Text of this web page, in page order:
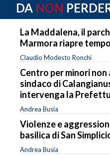
DA NON
La Maddalena, il
Marmora riapre
Claudio Modesto Ronchi
Centro per minori
sindaco di
intervenga la
Andrea Busia
Violenze e
basilica di San
Andrea Busia